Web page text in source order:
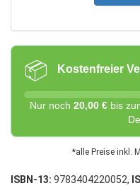
📦 Kostenfreier
Nur noch 20,00 € bis
*alle Preise inkl.
ISBN-13: 9783404220052,